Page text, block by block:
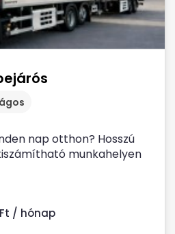
nap otthon? Hosszú
munkahelyen
/ hónap